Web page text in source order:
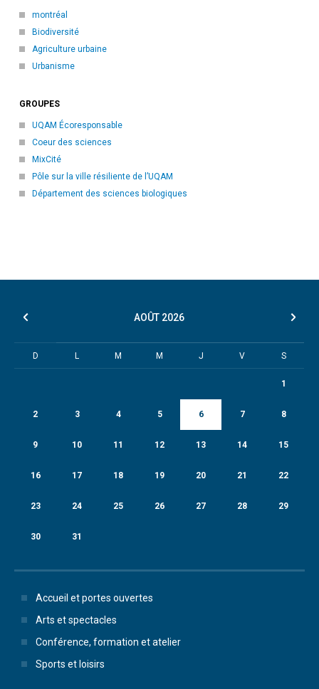
montréal
Biodiversité
Agriculture urbaine
Urbanisme
GROUPES
UQAM Écoresponsable
Coeur des sciences
MixCité
Pôle sur la ville résiliente de l’UQAM
Département des sciences biologiques
AOÛT 2026
D L M M J V S
1
2 3 4 5 6 7 8
9 10 11 12 13 14 15
16 17 18 19 20 21 22
23 24 25 26 27 28 29
30 31
Accueil et portes ouvertes
Arts et spectacles
Conférence, formation et atelier
Sports et loisirs